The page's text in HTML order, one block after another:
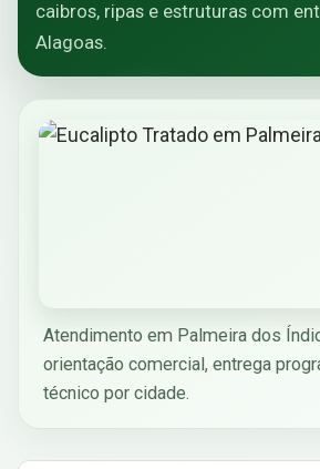
caibros, ripas e estruturas com
Alagoas.
Atendimento em Palmeira dos
orientação comercial, entrega
técnico por cidade.